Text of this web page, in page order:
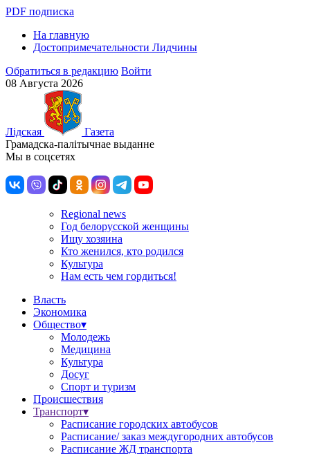
PDF подписка
На главную
Достопримечательности Лидчины
Обратиться в редакцию Войти
08 Августа 2026
Лiдская
Газета
Грамадска-палiтычнае выданне
Мы в соцсетях
Regional news
Год белорусской женщины
Ищу хозяина
Кто женился, кто родился
Культура
Нам есть чем гордиться!
Власть
Экономика
Общество▾
Молодежь
Медицина
Культура
Досуг
Спорт и туризм
Происшествия
Транспорт▾
Расписание городских автобусов
Расписание/ заказ междугородних автобусов
Расписание ЖД транспорта